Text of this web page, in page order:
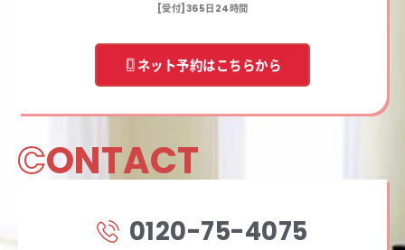
[受付]365日24時間
ネット予約はこちらから
CONTACT
0120-75-4075